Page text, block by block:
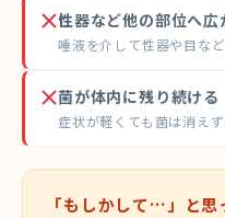
性器など他の部位へ広
唾液を介して性器や目な
菌が体内に残り続ける
症状が軽くても菌は消え
「もしかして…」と